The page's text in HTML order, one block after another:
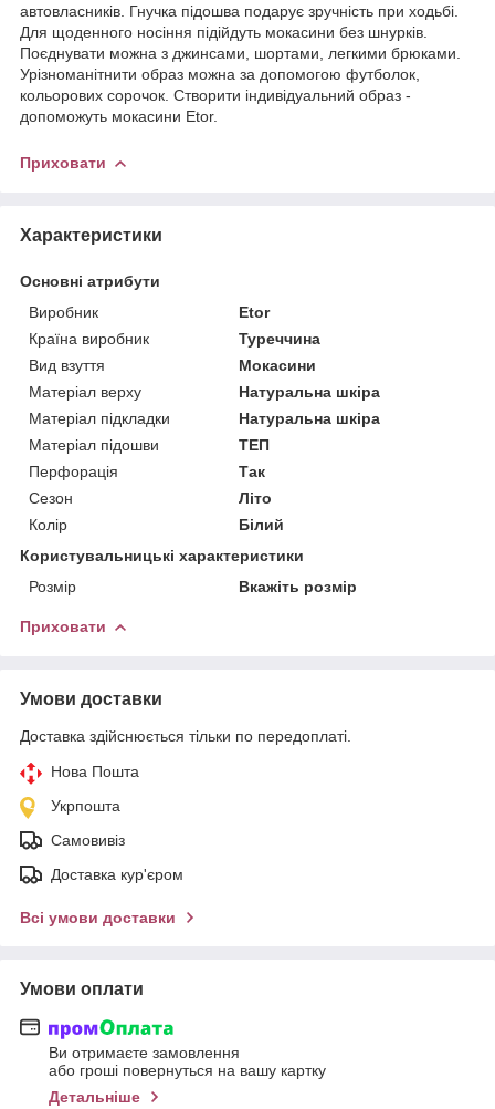
автовласників. Гнучка підошва подарує зручність при ходьбі.
Для щоденного носіння підійдуть мокасини без шнурків.
Поєднувати можна з джинсами, шортами, легкими брюками.
Урізноманітнити образ можна за допомогою футболок,
кольорових сорочок. Створити індивідуальний образ -
допоможуть мокасини Etor.
Приховати
Характеристики
Основні атрибути
Виробник
Etor
Країна виробник
Туреччина
Вид взуття
Мокасини
Матеріал верху
Натуральна шкіра
Матеріал підкладки
Натуральна шкіра
Матеріал підошви
ТЕП
Перфорація
Так
Сезон
Літо
Колір
Білий
Користувальницькі характеристики
Розмір
Вкажіть розмір
Приховати
Умови доставки
Доставка здійснюється тільки по передоплаті.
Нова Пошта
Укрпошта
Самовивіз
Доставка кур'єром
Всі умови доставки
Умови оплати
Ви отримаєте замовлення
або гроші повернуться на вашу картку
Детальніше